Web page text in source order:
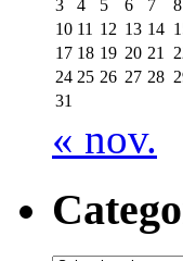
3
4 5 6 7 8
10 11 12 13 14
17 18 19 20 21
24 25 26 27 28
31
« nov.